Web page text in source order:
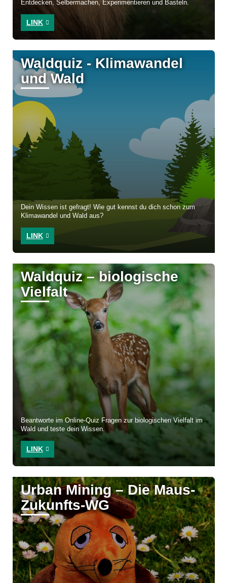
Entdecken, Selbermachen, Experimentieren und Basteln.
LINK
Waldquiz - Klimawandel
und Wald
Dein Wissen ist gefragt! Wie gut kennst du dich schon zum
Klimawandel und Wald aus?
LINK
Waldquiz – biologische
Vielfalt
Beantworte im Online-Quiz Fragen zur biologischen Vielfalt im
Wald und teste dein Wissen.
LINK
Urban Mining – Die Maus-
Zukunfts-WG